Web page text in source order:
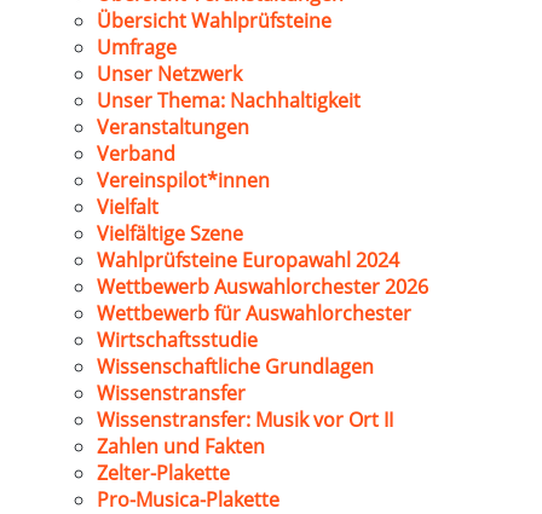
Übersicht Wahlprüfsteine
Umfrage
Unser Netzwerk
Unser Thema: Nachhaltigkeit
Veranstaltungen
Verband
Vereinspilot*innen
Vielfalt
Vielfältige Szene
Wahlprüfsteine Europawahl 2024
Wettbewerb Auswahlorchester 2026
Wettbewerb für Auswahlorchester
Wirtschaftsstudie
Wissenschaftliche Grundlagen
Wissenstransfer
Wissenstransfer: Musik vor Ort II
Zahlen und Fakten
Zelter-Plakette
Pro-Musica-Plakette